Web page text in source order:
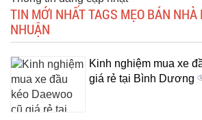
TIN MỚI NHẤT TAGS MẸO BÁN
NHUẬN
Kinh nghiệm mua xe
giá rẻ tại Bình Dương